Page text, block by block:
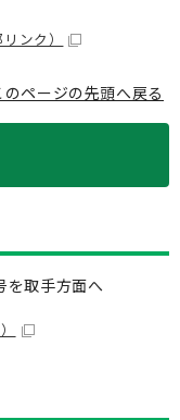
リンク）
のページの先頭へ戻る
を取手方面へ